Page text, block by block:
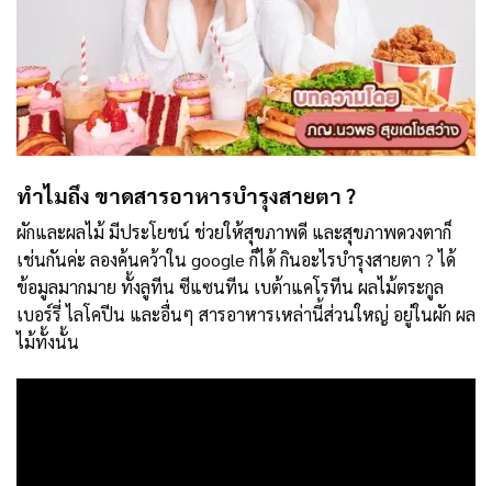
ทำไมถึง ขาดสารอาหารบำรุงสายตา ?
ผักและผลไม้ มีประโยชน์ ช่วยให้สุขภาพดี และสุขภาพดวงตาก็
เช่นกันค่ะ ลองค้นคว้าใน google ก็ได้ กินอะไรบำรุงสายตา ? ได้
ข้อมูลมากมาย ทั้งลูทีน ซีแซนทีน เบต้าแคโรทีน ผลไม้ตระกูล
เบอร์รี่ ไลโคปีน และอื่นๆ สารอาหารเหล่านี้ส่วนใหญ่ อยู่ในผัก ผล
ไม้ทั้งนั้น